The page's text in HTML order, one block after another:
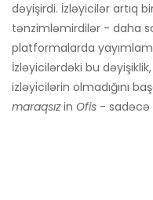
dəyişirdi. İzləyicilər artıq
tənzimləmirdilər - daha
platformalarda
İzləyicilərdəki bu
izləyicilərin olmadığını
maraqsızin Ofis - sadəcə